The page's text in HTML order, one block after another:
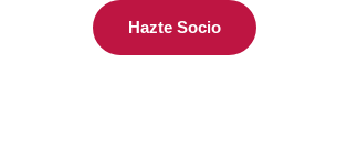
Hazte Socio